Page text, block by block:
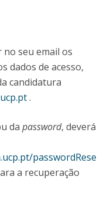
no seu email os
dados de acesso,
candidatura
.
da password, deverá
passwordRese
a recuperação